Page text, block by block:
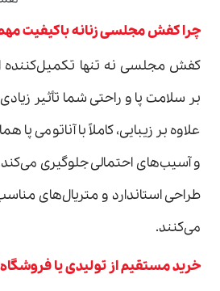
چرا کفش مجلسی زنانه باکیفیت
کفش مجلسی نه تنها تکمیل‌کننده
بر سلامت پا و راحتی شما تأثیر
علاوه بر زیبایی، کاملاً با آناتومی
و آسیب‌های احتمالی جلوگیری
طراحی استاندارد و متریال‌های
می‌کنند.
خرید مستقیم از تولیدی یا